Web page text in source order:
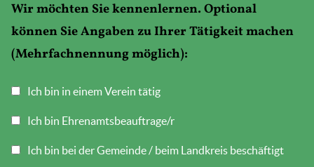
Wir möchten Sie kennenlernen. Optional
können Sie Angaben zu Ihrer Tätigkeit machen
(Mehrfachnennung möglich):
Ich bin in einem Verein tätig
Ich bin Ehrenamtsbeauftrage/r
Ich bin bei der Gemeinde / beim Landkreis beschäftigt